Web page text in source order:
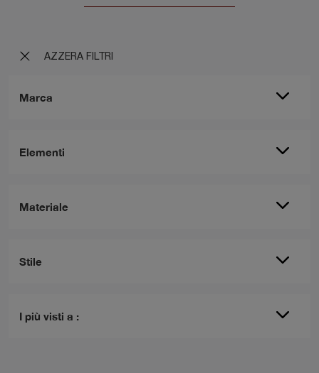
AZZERA FILTRI
Marca
Elementi
Materiale
Stile
I più visti a :